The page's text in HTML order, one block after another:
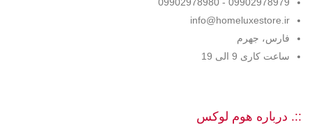
09902978979 - 09902978980
info@homeluxestore.ir
فارس، جهرم
ساعت کاری 9 الی 19
::. درباره هوم لوکس